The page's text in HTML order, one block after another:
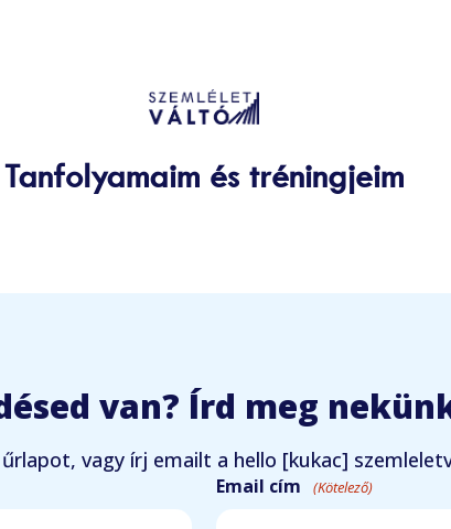
Tanfolyamaim és tréningjeim
van? Írd meg
vagy írj emailt a hello [kukac]
Email cím (Kötelező)